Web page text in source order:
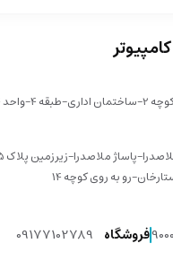
104
پاساژ ملاصدرا-زیرزمین پلاک 15
رو به روی کوچه 14
فروشگاه 09177102789